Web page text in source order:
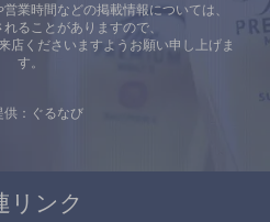
業時間などの掲載情報については、
ることがありますので、
店くださいますようお願い申し上げま
す。
供：ぐるなび
リンク